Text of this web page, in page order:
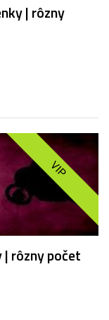
| rôzny
VIP
| rôzny počet